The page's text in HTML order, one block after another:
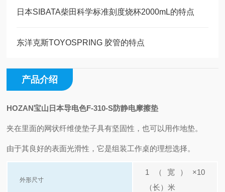
日本SIBATA柴田科学标准刻度烧杯2000mL的特点
东洋克斯TOYOSPRING 胶管的特点
产品介绍
HOZAN宝山日本导电色F-310-S防静电摩擦垫
夹在里面的网状纤维使垫子具有坚固性，也可以用作地垫。
由于其良好的表面光滑性，它是组装工作桌的理想选择。
外形尺寸
1（宽）×10
（长）米